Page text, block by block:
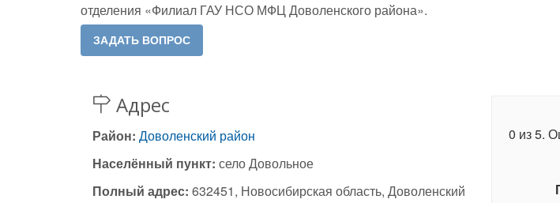
отделения «Филиал ГАУ НСО МФЦ Доволенского района».
Адрес
Район: Доволенский район
Населённый пункт: село Довольное
Полный адрес: 632451, Новосибирская область, Доволенский
0 из5.